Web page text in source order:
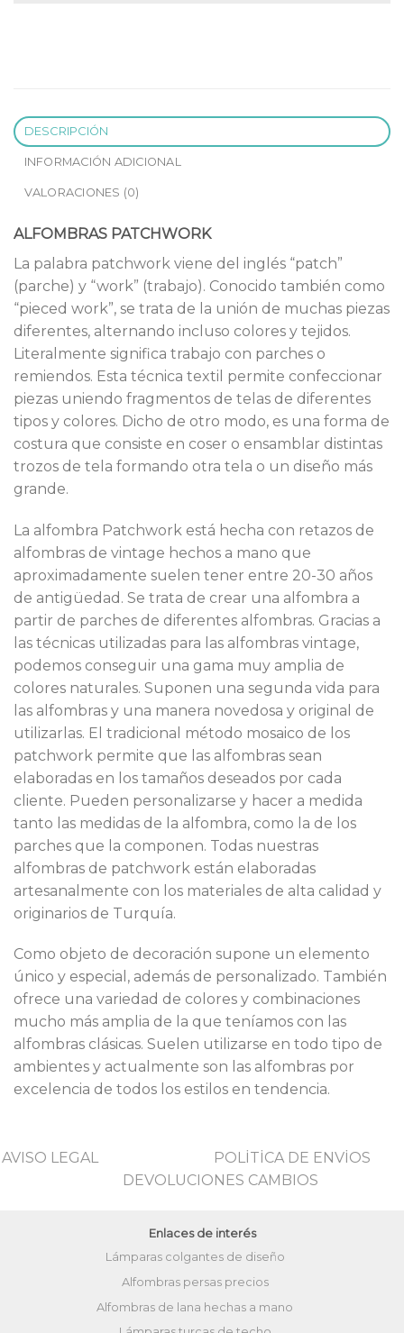
DESCRIPCIÓN
INFORMACIÓN ADICIONAL
VALORACIONES (0)
ALFOMBRAS PATCHWORK
La palabra patchwork viene del inglés “patch”
(parche) y “work” (trabajo). Conocido también como
“pieced work”, se trata de la unión de muchas piezas
diferentes, alternando incluso colores y tejidos.
Literalmente significa trabajo con parches o
remiendos. Esta técnica textil permite confeccionar
piezas uniendo fragmentos de telas de diferentes
tipos y colores. Dicho de otro modo, es una forma de
costura que consiste en coser o ensamblar distintas
trozos de tela formando otra tela o un diseño más
grande.
La alfombra Patchwork está hecha con retazos de
alfombras de vintage hechos a mano que
aproximadamente suelen tener entre 20-30 años
de antigüedad. Se trata de crear una alfombra a
partir de parches de diferentes alfombras. Gracias a
las técnicas utilizadas para las alfombras vintage,
podemos conseguir una gama muy amplia de
colores naturales. Suponen una segunda vida para
las alfombras y una manera novedosa y original de
utilizarlas. El tradicional método mosaico de los
patchwork permite que las alfombras sean
elaboradas en los tamaños deseados por cada
cliente. Pueden personalizarse y hacer a medida
tanto las medidas de la alfombra, como la de los
parches que la componen. Todas nuestras
alfombras de patchwork están elaboradas
artesanalmente con los materiales de alta calidad y
originarios de Turquía.
Como objeto de decoración supone un elemento
único y especial, además de personalizado. También
ofrece una variedad de colores y combinaciones
mucho más amplia de la que teníamos con las
alfombras clásicas. Suelen utilizarse en todo tipo de
ambientes y actualmente son las alfombras por
excelencia de todos los estilos en tendencia.
AVISO LEGAL
POLİTİCA DE ENVİOS
DEVOLUCIONES CAMBIOS
Enlaces de interés
Lámparas colgantes de diseño
Alfombras persas precios
Alfombras de lana hechas a mano